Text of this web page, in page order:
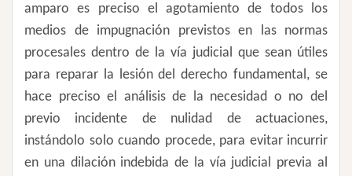
amparo es preciso el agotamiento de todos los
medios de impugnación previstos en las normas
procesales dentro de la vía judicial que sean útiles
para reparar la lesión del derecho fundamental, se
hace preciso el análisis de la necesidad o no del
previo incidente de nulidad de actuaciones,
instándolo solo cuando procede, para evitar incurrir
en una dilación indebida de la vía judicial previa al